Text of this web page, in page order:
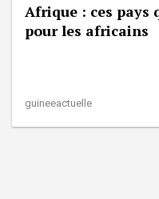
Afrique : ces pays
pour les africains
guineeactuelle